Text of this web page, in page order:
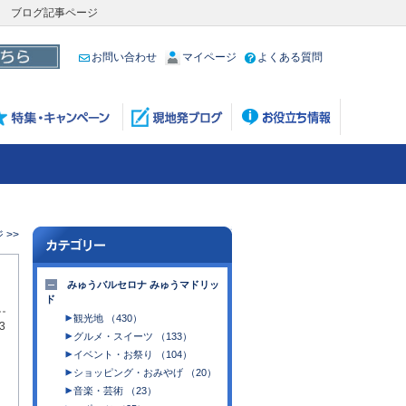
ブログ記事ページ
お問い合わせ マイページ よくある質問
>>
みゅうバルセロナ みゅうマドリッ
ド
観光地 （430）
グルメ・スイーツ （133）
イベント・お祭り （104）
ショッピング・おみやげ （20）
音楽・芸術 （23）